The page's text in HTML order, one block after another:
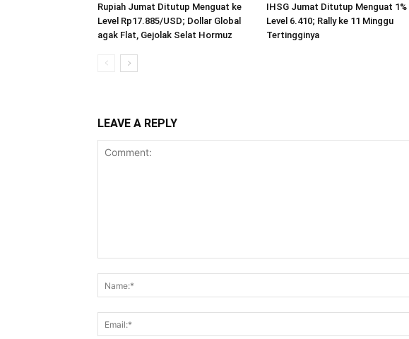
Rupiah Jumat Ditutup Menguat ke
Level Rp17.885/USD; Dollar Global
agak Flat, Gejolak Selat Hormuz
IHSG Jumat Ditutup Menguat 1%
Level 6.410; Rally ke 11 Minggu
Tertingginya
LEAVE A REPLY